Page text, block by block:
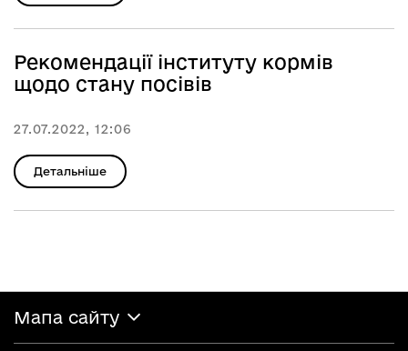
Рекомендації інституту кормів
щодо стану посівів
27.07.2022, 12:06
Детальніше
Мапа сайту